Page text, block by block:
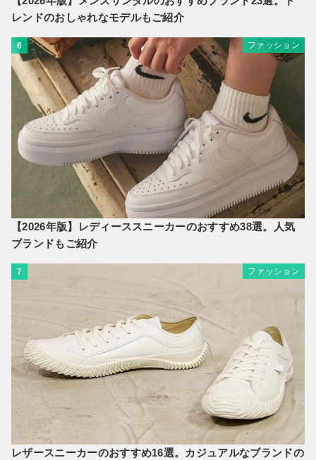
レンドのおしゃれなモデルもご紹介
6 ファッション
【2026年版】レディーススニーカーのおすすめ38選。人気
ブランドもご紹介
7 ファッション
レザースニーカーのおすすめ16選。カジュアルなブランドの